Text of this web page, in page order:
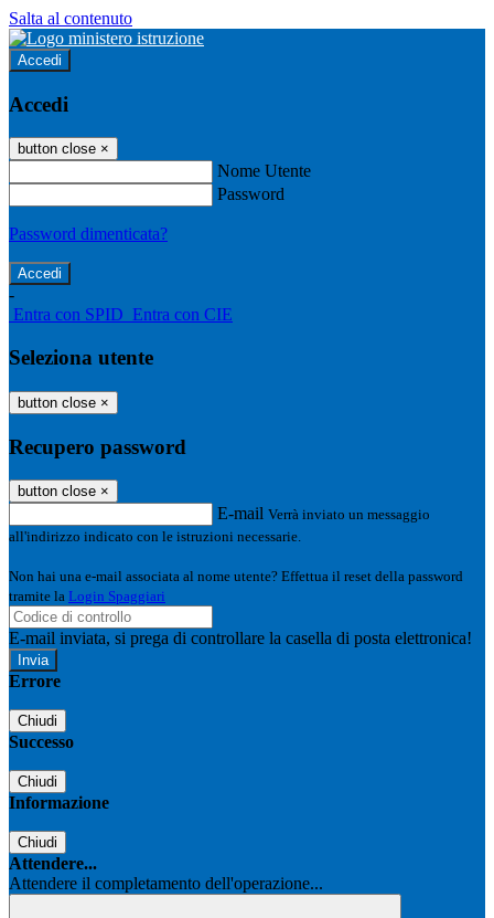
Salta al contenuto
Accedi
Accedi
button close ×
Nome Utente
Password
Password dimenticata?
-
Entra con SPID Entra con CIE
Seleziona utente
button close ×
Recupero password
button close ×
E-mail Verrà inviato un messaggio
all'indirizzo indicato con le istruzioni necessarie.
Non hai una e-mail associata al nome utente? Effettua il reset della password
tramite la Login Spaggiari
E-mail inviata, si prega di controllare la casella di posta elettronica!
Errore
Chiudi
Successo
Chiudi
Informazione
Chiudi
Attendere...
Attendere il completamento dell'operazione...